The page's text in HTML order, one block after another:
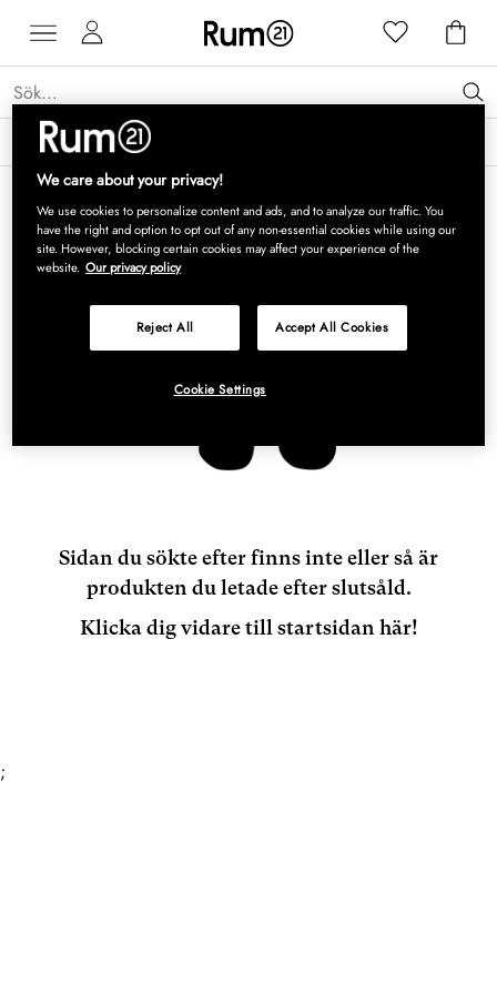
Få 15 % rabatt på Grythyttan Stålmöbler* →
Sidan du sökte efter finns inte eller så är
produkten du letade efter slutsåld.
Klicka dig vidare till startsidan här!
;
We care about your privacy!
We use cookies to personalize content and ads, and to analyze our traffic. You
have the right and option to opt out of any non-essential cookies while using our
site. However, blocking certain cookies may affect your experience of the
website. Our privacy policy
Reject All Accept All Cookies
Cookie Settings